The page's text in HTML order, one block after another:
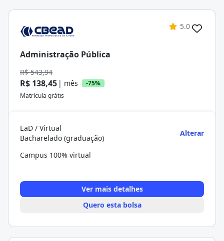
5.0
Administração Pública
R$ 543,94
R$ 138,45 | mês
-75%
Matrícula grátis
EaD / Virtual
Bacharelado (graduação)
Alterar
Campus 100% virtual
Ver mais detalhes
Quero esta bolsa